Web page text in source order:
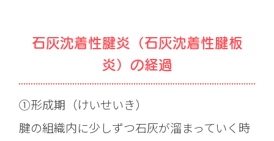
石灰沈着性腱炎（石灰沈着性腱板
炎）の経過
①形成期（けいせいき）
腱の組織内に少しずつ石灰が溜まっていく時